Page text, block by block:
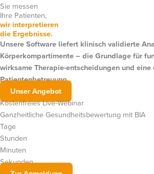
Sie messen
Ihre Patienten,
wir interpretieren
die Ergebnisse.
Unsere Software liefert klinisch validierte
Körperkompartimente – die Grundlage für
wirksame Therapie-entscheidungen und
Patientenbetreuung.
Unser Angebot
Kostenfreies Live-Webinar
Ganzheitliche Gesundheitsbewertung mit BIA
Tage
Stunden
Minuten
Sekunden